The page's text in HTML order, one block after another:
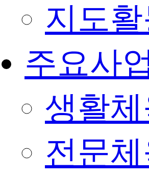
지도
주요사
생활
전문